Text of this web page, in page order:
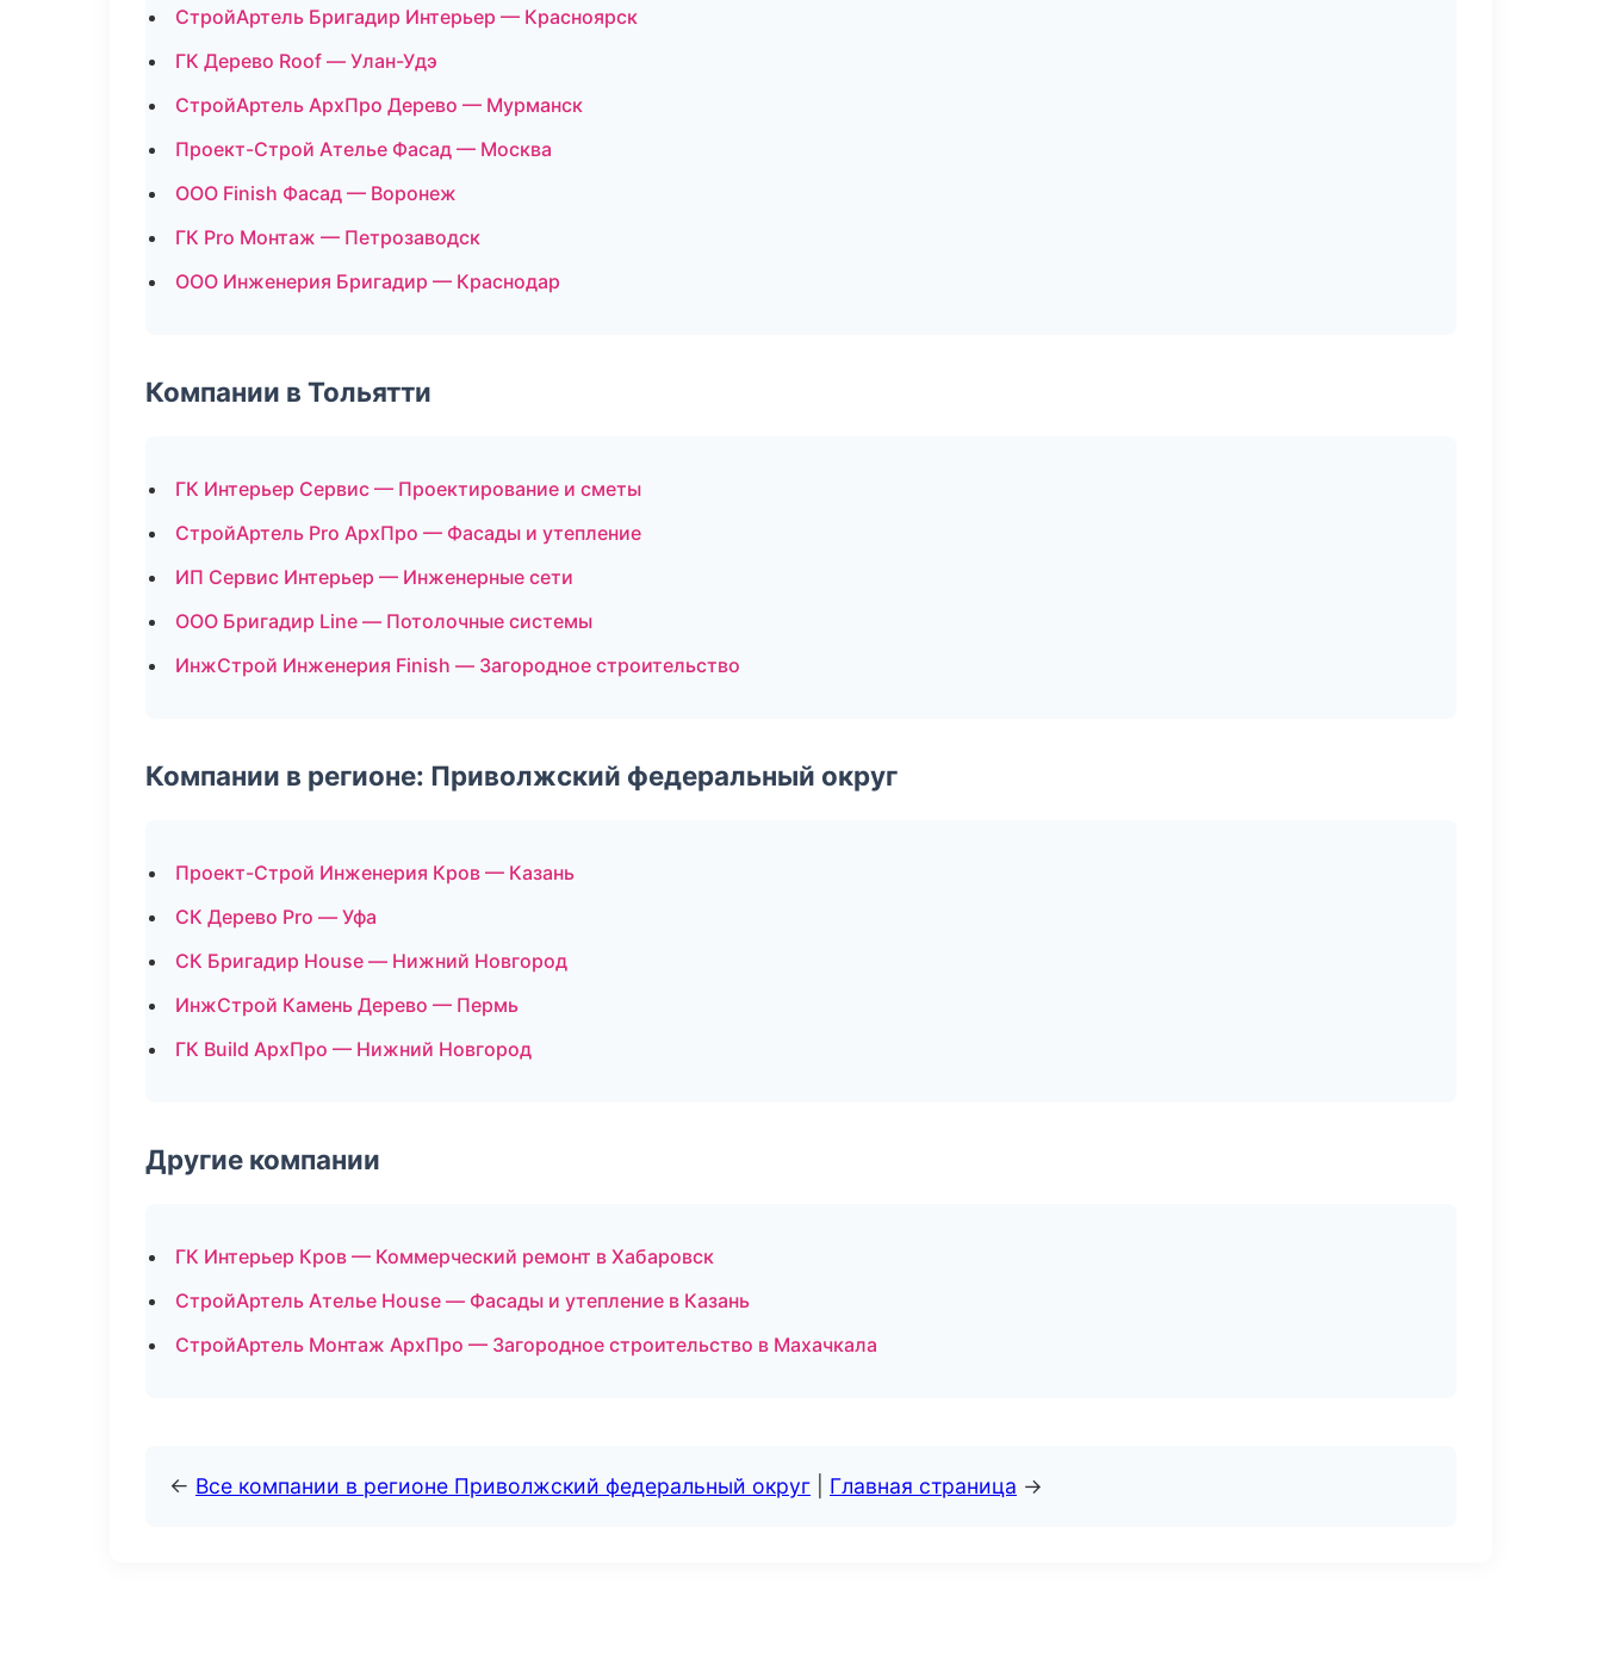
СтройАртель Бригадир Интерьер — Красноярск
ГК Дерево Roof — Улан-Удэ
СтройАртель АрхПро Дерево — Мурманск
Проект-Строй Ателье Фасад — Москва
ООО Finish Фасад — Воронеж
ГК Pro Монтаж — Петрозаводск
ООО Инженерия Бригадир — Краснодар
Компании в Тольятти
ГК Интерьер Сервис — Проектирование и сметы
СтройАртель Pro АрхПро — Фасады и утепление
ИП Сервис Интерьер — Инженерные сети
ООО Бригадир Line — Потолочные системы
ИнжСтрой Инженерия Finish — Загородное строительство
Компании в регионе: Приволжский федеральный округ
Проект-Строй Инженерия Кров — Казань
СК Дерево Pro — Уфа
СК Бригадир House — Нижний Новгород
ИнжСтрой Камень Дерево — Пермь
ГК Build АрхПро — Нижний Новгород
Другие компании
ГК Интерьер Кров — Коммерческий ремонт в Хабаровск
СтройАртель Ателье House — Фасады и утепление в Казань
СтройАртель Монтаж АрхПро — Загородное строительство в Махачкала
← Все компании в регионе Приволжский федеральный округ Главная страница →